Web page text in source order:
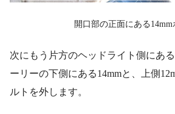
開口部の正面にある14mm
次にもう片方のヘッドライト側にあ
ーリーの下側にある14mmと、上側
ルトを外します。